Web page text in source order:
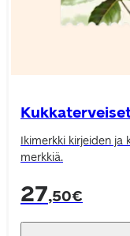
Ikimerkki kirjeiden ja
merkkiä.
27,50€